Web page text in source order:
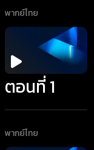
พากย์ไทย
ตอนที่ 1
พากย์ไทย